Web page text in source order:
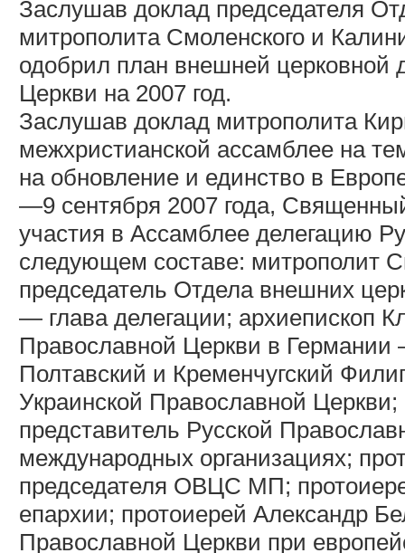
Заслушав доклад председателя
митрополита Смоленского и
одобрил план внешней церковной
Церкви на 2007 год.
Заслушав доклад митрополита
межхристианской ассамблее на
на обновление и единство в
—9 сентября 2007 года,
участия в Ассамблее делегацию
следующем составе: митрополит
председатель Отдела внешних
— глава делегации; архиепископ
Православной Церкви в Германии
Полтавский и Кременчугский
Украинской Православной
представитель Русской
международных организациях;
председателя ОВЦС МП;
епархии; протоиерей Александр
Православной Церкви при